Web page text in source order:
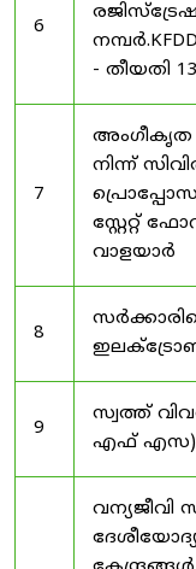
6
- തീയതി
7
അംഗീകൃത
നിന്ന്
സ്റ്റേറ്റ്
വാളയാർ
8
9
സ്വത്ത്
എഫ് എസ)
വന്യജീവി